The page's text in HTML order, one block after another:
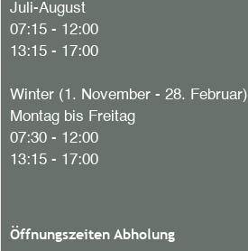
Juli-August
07:15 - 12:00
13:15 - 17:00
Winter (1. November - 28. Februar)
Montag bis Freitag
07:30 - 12:00
13:15 - 17:00
Öffnungszeiten Abholung